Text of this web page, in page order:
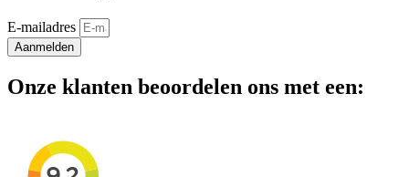
E-mailadres
Aanmelden
Onze klanten beoordelen ons met een: